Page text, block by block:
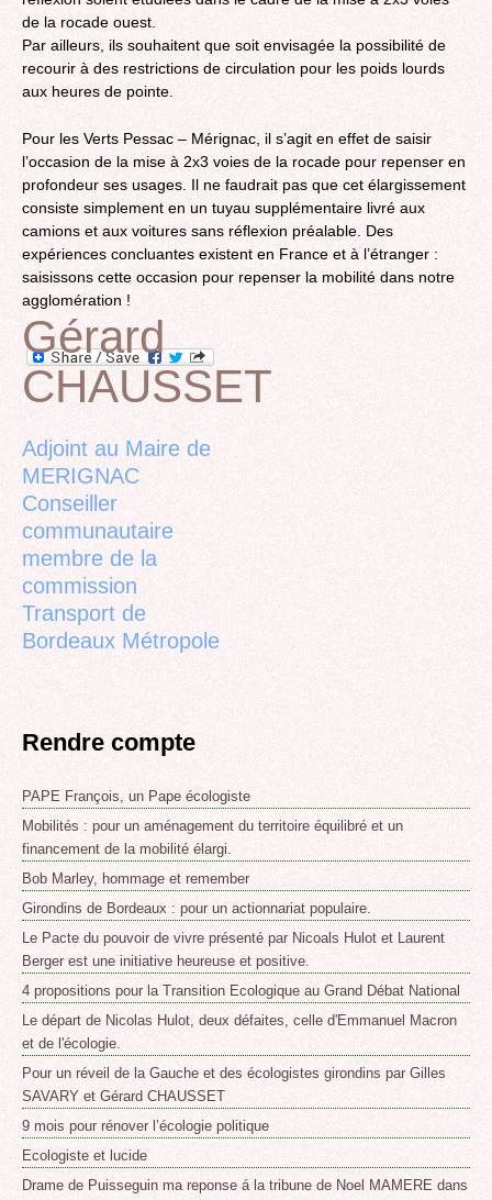
de la rocade ouest.
Par ailleurs, ils souhaitent que soit envisagée la possibilité de
recourir à des restrictions de circulation pour les poids lourds
aux heures de pointe.
Pour les Verts Pessac – Mérignac, il s’agit en effet de saisir
l’occasion de la mise à 2x3 voies de la rocade pour repenser en
profondeur ses usages. Il ne faudrait pas que cet élargissement
consiste simplement en un tuyau supplémentaire livré aux
camions et aux voitures sans réflexion préalable. Des
expériences concluantes existent en France et à l’étranger :
saisissons cette occasion pour repenser la mobilité dans notre
agglomération !
Back
to
Gérard
CHAUSSET
Adjoint au Maire de
MERIGNAC
Conseiller
communautaire
membre de la
commission
Transport de
Bordeaux Métropole
Rendre compte
PAPE François, un Pape écologiste
Mobilités : pour un aménagement du territoire équilibré et un
financement de la mobilité élargi.
Bob Marley, hommage et remember
Girondins de Bordeaux : pour un actionnariat populaire.
Le Pacte du pouvoir de vivre présenté par Nicoals Hulot et Laurent
Berger est une initiative heureuse et positive.
4 propositions pour la Transition Ecologique au Grand Débat National
Le départ de Nicolas Hulot, deux défaites, celle d'Emmanuel Macron
et de l'écologie.
Pour un réveil de la Gauche et des écologistes girondins par Gilles
SAVARY et Gérard CHAUSSET
9 mois pour rénover l’écologie politique
Ecologiste et lucide
Drame de Puisseguin ma reponse á la tribune de Noel MAMERE dans